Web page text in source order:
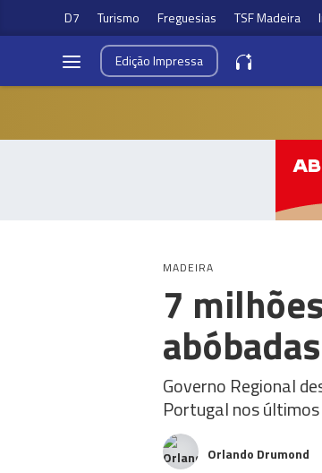
D7 Turismo Freguesias TSF Madeira
EdiçãoImpressa
MADEIRA
7
Governo Regional
Portugal nos últimos
Orlando Drumond